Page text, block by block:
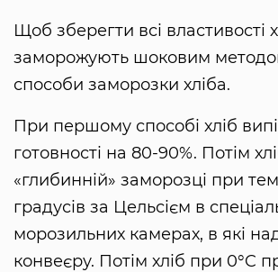
Щоб зберегти всі властивості
заморожують шоковим
способи заморозки хліба.
При першому способі хліб
готовності на 80-90%. Потім
«глибинній» заморозці при
градусів за Цельсієм в
морозильних камерах, в які
конвеєру. Потім хліб при 0°C